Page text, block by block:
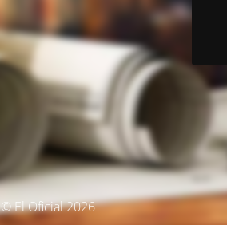
© El Oficial 2026